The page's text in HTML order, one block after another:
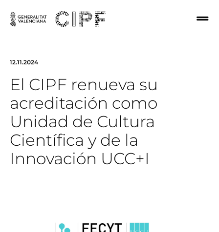
12.11.2024
El CIPF renueva su
acreditación como
Unidad de Cultura
Científica y de la
Innovación UCC+I